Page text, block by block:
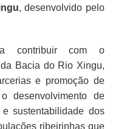
, desenvolvido pelo
contribuir com o
Bacia do Rio Xingu,
e promoção de
desenvolvimento de
sustentabilidade dos
ribeirinhas que